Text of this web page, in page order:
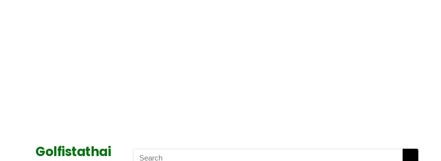
Golfistathai